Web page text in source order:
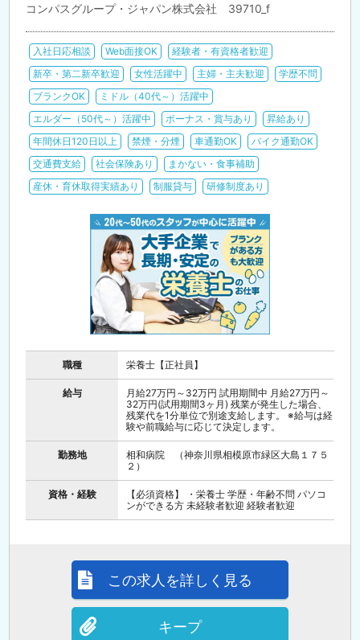
コンパスグループ・ジャパン株式会社 39710_f
入社日応相談 Web面接OK
経験者・有資格者歓迎
新卒・第二新卒歓迎
女性活躍中 主婦・主夫歓迎
学歴不問
ブランクOK
ミドル（40代～）活躍中
エルダー（50代～）活躍中
ボーナス・賞与あり
昇給あり
年間休日120日以上
禁煙・分煙 車通勤OK
バイク通勤OK
交通費支給
社会保険あり
まかない・食事補助
産休・育休取得実績あり
制服貸与 研修制度あり
職種 栄養士【正社員】
給与
月給27万円～32万円 試用期間中 月給27万円～
32万円(試用期間3ヶ月) 残業が発生した場合、
残業代を1分単位で別途支給します。 ※給与は経
験や前職給与に応じて決定します。
勤務地
相和病院 （神奈川県相模原市緑区大島１７５
２）
資格・経験
【必須資格】 ・栄養士 学歴・年齢不問 パソコ
ンができる方 未経験者歓迎 経験者歓迎
この求人を詳しく見る
キープ